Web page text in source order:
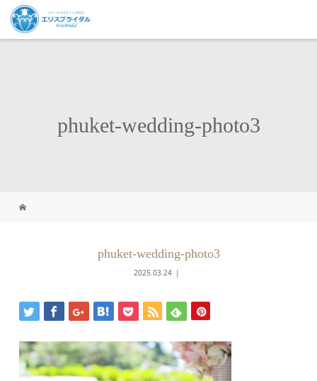
phuket-wedding-photo3
phuket-wedding-photo3
2025.03.24